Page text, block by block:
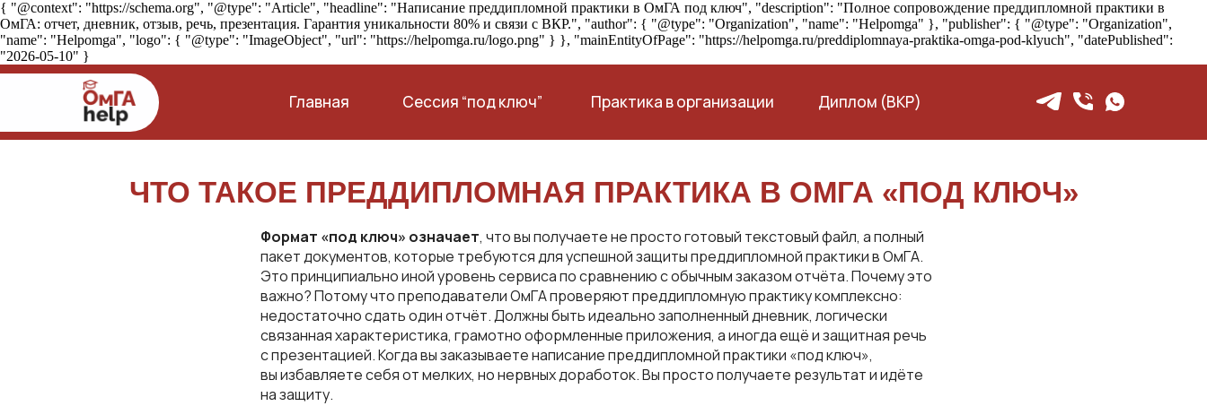
{ "@context": "https://schema.org", "@type": "Article", "headline": "Написание преддипломной практики в ОмГА под ключ", "description": "Полное сопровождение преддипломной практики в
ОмГА: отчет, дневник, отзыв, речь, презентация. Гарантия уникальности 80% и связи с ВКР.", "author": { "@type": "Organization", "name": "Helpomga" }, "publisher": { "@type": "Organization",
"name": "Helpomga", "logo": { "@type": "ImageObject", "url": "https://helpomga.ru/logo.png" } }, "mainEntityOfPage": "https://helpomga.ru/preddiplomnaya-praktika-omga-pod-klyuch", "datePublished":
"2026-05-10" }
Главная Практика в организации
Сессия “под ключ” Диплом (ВКР)
ЧТО ТАКОЕ ПРЕДДИПЛОМНАЯ ПРАКТИКА В ОМГА «ПОД КЛЮЧ»
Формат «под ключ» означает, что вы получаете не просто готовый текстовый файл, а полный
пакет документов, которые требуются для успешной защиты преддипломной практики в ОмГА.
Это принципиально иной уровень сервиса по сравнению с обычным заказом отчёта. Почему это
важно? Потому что преподаватели ОмГА проверяют преддипломную практику комплексно:
недостаточно сдать один отчёт. Должны быть идеально заполненный дневник, логически
связанная характеристика, грамотно оформленные приложения, а иногда ещё и защитная речь
с презентацией. Когда вы заказываете написание преддипломной практики «под ключ»,
вы избавляете себя от мелких, но нервных доработок. Вы просто получаете результат и идёте
на защиту.